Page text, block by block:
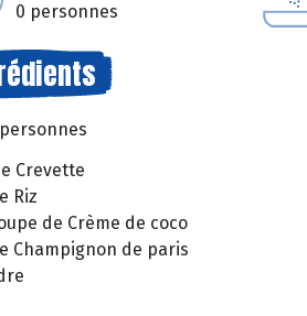
0 personnes
Crevette
Riz
de Crème de coco
Champignon de paris